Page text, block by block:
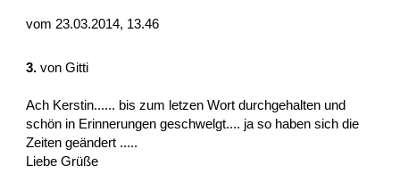
vom 23.03.2014, 13.46
3. von Gitti
Ach Kerstin...... bis zum letzen Wort durchgehalten und
schön in Erinnerungen geschwelgt.... ja so haben sich die
Zeiten geändert .....
Liebe Grüße